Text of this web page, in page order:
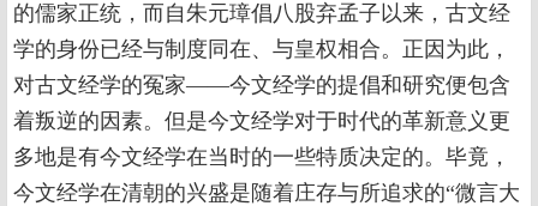
的儒家正统，而自朱元璋倡八股弃孟子以来，古文经
学的身份已经与制度同在、与皇权相合。正因为此，
对古文经学的冤家——今文经学的提倡和研究便包含
着叛逆的因素。但是今文经学对于时代的革新意义更
多地是有今文经学在当时的一些特质决定的。毕竟，
今文经学在清朝的兴盛是随着庄存与所追求的“微言大